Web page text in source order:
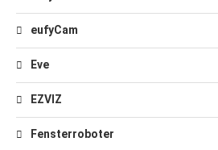
eufyCam
Eve
EZVIZ
Fensterroboter